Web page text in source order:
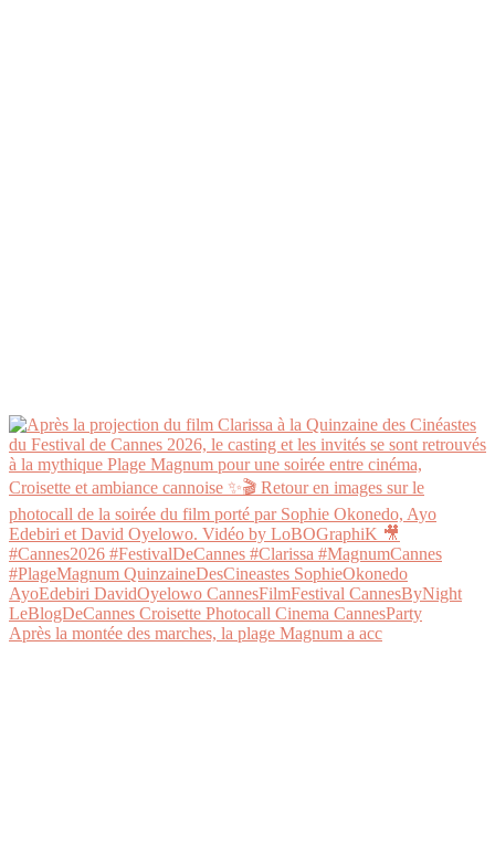
Après la montée des marches, la plage Magnum a acc